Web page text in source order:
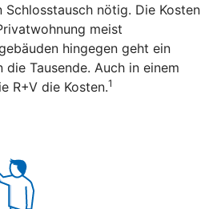
nötig. Die Kosten
meist
hingegen geht ein
Tausende. Auch in einem
R+V die Kosten.1